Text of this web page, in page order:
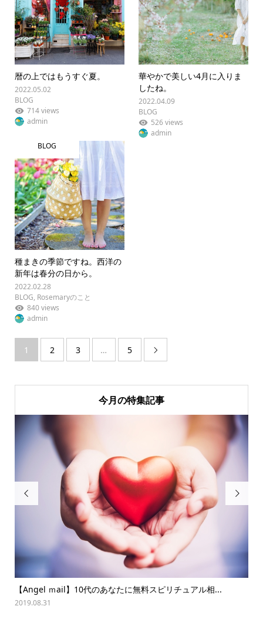
暦の上ではもうすぐ夏。
2022.05.02
BLOG
714 views
admin
華やかで美しい4月に入りま
したね。
2022.04.09
BLOG
526 views
admin
BLOG
種まきの季節ですね。西洋の
新年は春分の日から。
2022.02.28
BLOG, Rosemaryのこと
840 views
admin
1 2 3 … 5 
今月の特集記事

【Angel ｍail】10代のあなたに無料スピリチュアル相...
2019.08.31
